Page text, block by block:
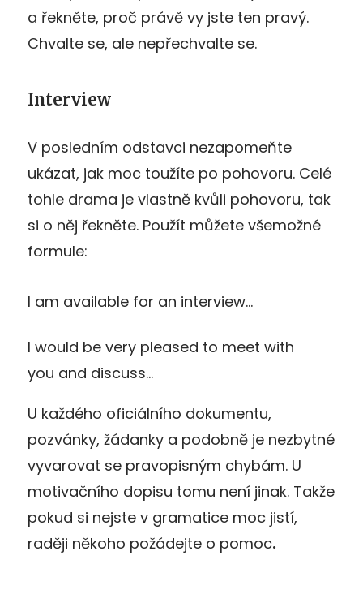
a řekněte, proč právě vy jste ten pravý.
Chvalte se, ale nepřechvalte se.
Interview
V posledním odstavci nezapomeňte
ukázat, jak moc toužíte po pohovoru. Celé
tohle drama je vlastně kvůli pohovoru, tak
si o něj řekněte. Použít můžete všemožné
formule:
I am available for an interview…
I would be very pleased to meet with
you and discuss…
U každého oficiálního dokumentu,
pozvánky, žádanky a podobně je nezbytné
vyvarovat se pravopisným chybám. U
motivačního dopisu tomu není jinak. Takže
pokud si nejste v gramatice moc jistí,
raději někoho požádejte o pomoc.